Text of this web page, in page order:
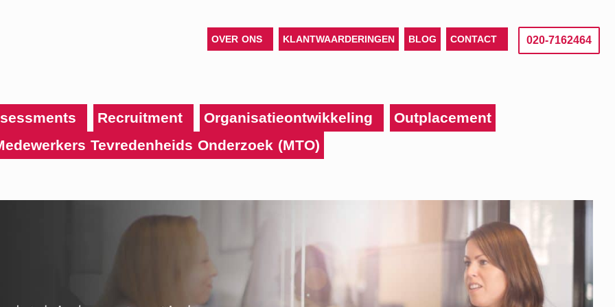
OVER ONS KLANTWAARDERINGEN BLOG CONTACT 020-7162464
Recruitment Organisatieontwikkeling
Outplacement
Tevredenheids Onderzoek (MTO)